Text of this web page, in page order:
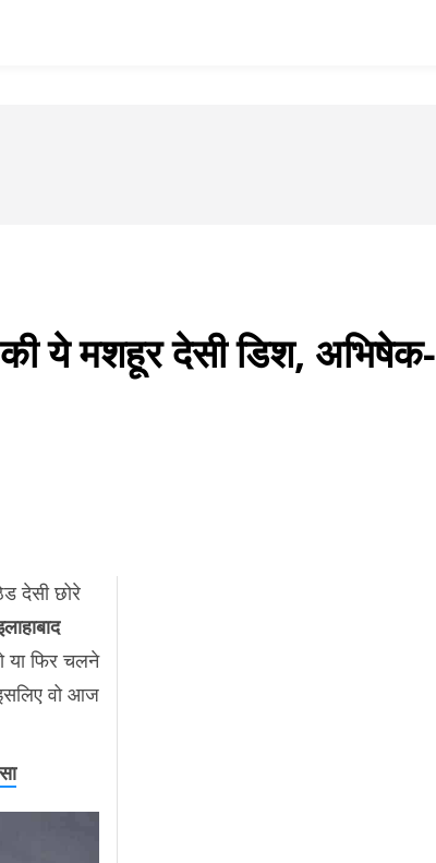
ये मशहूर देसी डिश, अभिषेक-
देसी छोरे
या फिर चलने
वो आज